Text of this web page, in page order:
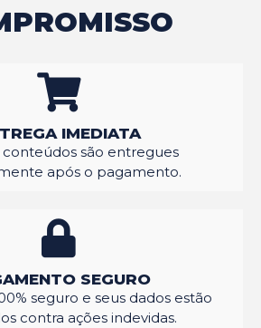
IMEDIATA
conteúdos são entregues
após o pagamento.
SEGURO
seguro e seus dados estão
contra ações indevidas.